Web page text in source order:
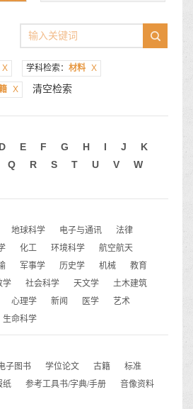
X 学科检索： 材料 X
X 清空检索
D E F G H I J
K
Q R S T U V
W
地球科学 电子与通讯
法律
化工 环境科学
航空航天
军事学 历史学 机械
教育
学 社会科学 天文学
土木建筑
心理学 新闻 医学
艺术
生命科学
子图书 学位论文 古籍
标准
纸 参考工具书/字典/手册
音像资料